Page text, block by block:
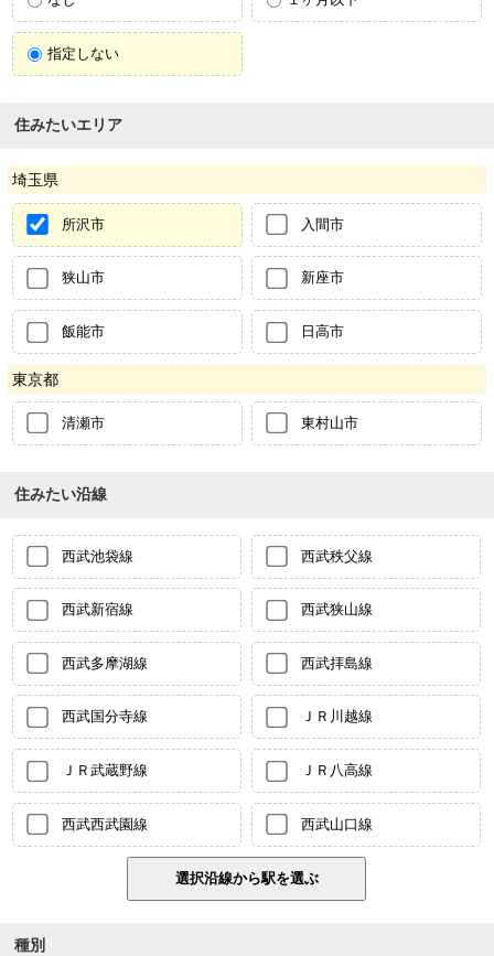
指定しない
住みたいエリア
埼玉県
所沢市 入間市
狭山市 新座市
飯能市 日高市
東京都
清瀬市 東村山市
住みたい沿線
西武池袋線 西武秩父線
西武新宿線 西武狭山線
西武多摩湖線 西武拝島線
西武国分寺線 ＪＲ川越線
ＪＲ武蔵野線 ＪＲ八高線
西武西武園線 西武山口線
種別